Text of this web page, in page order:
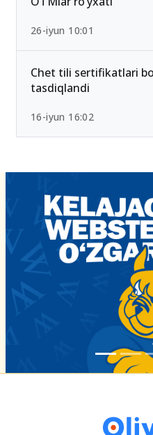
2026-yilda eng past
OTMlar ro‘yxati
26-iyun 10:01
Chet tili sertifikatlari
tasdiqlandi